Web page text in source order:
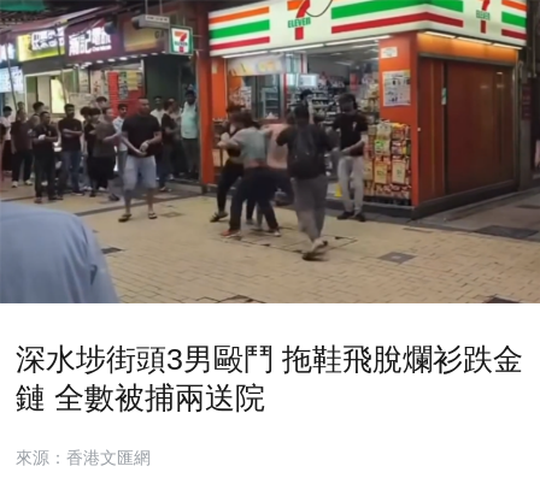
深水埗街頭3男毆鬥 拖鞋飛脫爛衫跌金
鏈 全數被捕兩送院
來源：香港文匯網